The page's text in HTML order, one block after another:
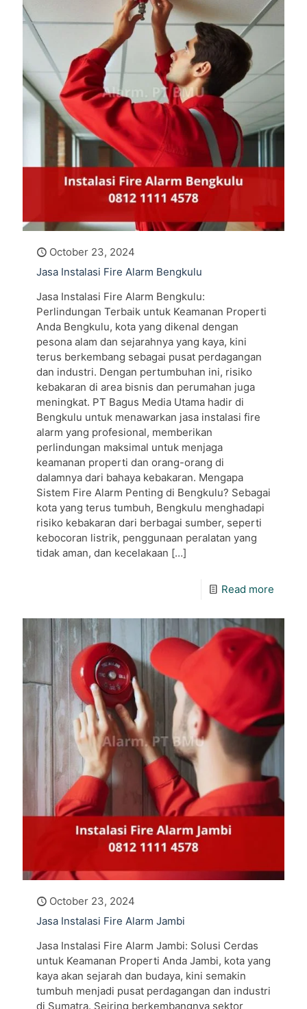
October 23, 2024
Jasa Instalasi Fire Alarm Bengkulu
Jasa Instalasi Fire Alarm Bengkulu:
Perlindungan Terbaik untuk Keamanan Properti
Anda Bengkulu, kota yang dikenal dengan
pesona alam dan sejarahnya yang kaya, kini
terus berkembang sebagai pusat perdagangan
dan industri. Dengan pertumbuhan ini, risiko
kebakaran di area bisnis dan perumahan juga
meningkat. PT Bagus Media Utama hadir di
Bengkulu untuk menawarkan jasa instalasi fire
alarm yang profesional, memberikan
perlindungan maksimal untuk menjaga
keamanan properti dan orang-orang di
dalamnya dari bahaya kebakaran. Mengapa
Sistem Fire Alarm Penting di Bengkulu? Sebagai
kota yang terus tumbuh, Bengkulu menghadapi
risiko kebakaran dari berbagai sumber, seperti
kebocoran listrik, penggunaan peralatan yang
tidak aman, dan kecelakaan […]
Read more
October 23, 2024
Jasa Instalasi Fire Alarm Jambi
Jasa Instalasi Fire Alarm Jambi: Solusi Cerdas
untuk Keamanan Properti Anda Jambi, kota yang
kaya akan sejarah dan budaya, kini semakin
tumbuh menjadi pusat perdagangan dan industri
di Sumatra. Seiring berkembangnya sektor